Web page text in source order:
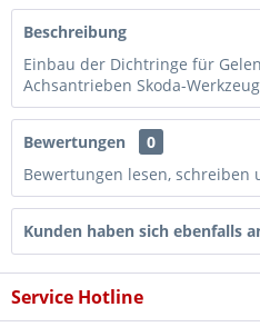
Beschreibung
Einbau der Dichtringe für
Achsantrieben Skoda-
Bewertungen
0
Bewertungen lesen, schreiben
Kunden haben sich ebenfalls
Service Hotline